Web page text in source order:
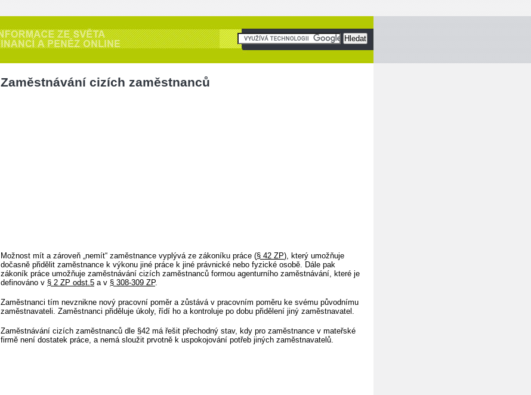
Zaměstnávání cizích zaměstnanců
Možnost mít a zároveň „nemít“ zaměstnance vyplývá ze zákoníku práce (§ 42 ZP), který umožňuje
dočasně přidělit zaměstnance k výkonu jiné práce k jiné právnické nebo fyzické osobě. Dále pak
zákoník práce umožňuje zaměstnávání cizích zaměstnanců formou agenturního zaměstnávání, které je
definováno v § 2 ZP odst.5 a v § 308-309 ZP.
Zaměstnanci tím nevznikne nový pracovní poměr a zůstává v pracovním poměru ke svému původnímu
zaměstnavateli. Zaměstnanci přiděluje úkoly, řídí ho a kontroluje po dobu přidělení jiný zaměstnavatel.
Zaměstnávání cizích zaměstnanců dle §42 má řešit přechodný stav, kdy pro zaměstnance v mateřské
firmě není dostatek práce, a nemá sloužit prvotně k uspokojování potřeb jiných zaměstnavatelů.